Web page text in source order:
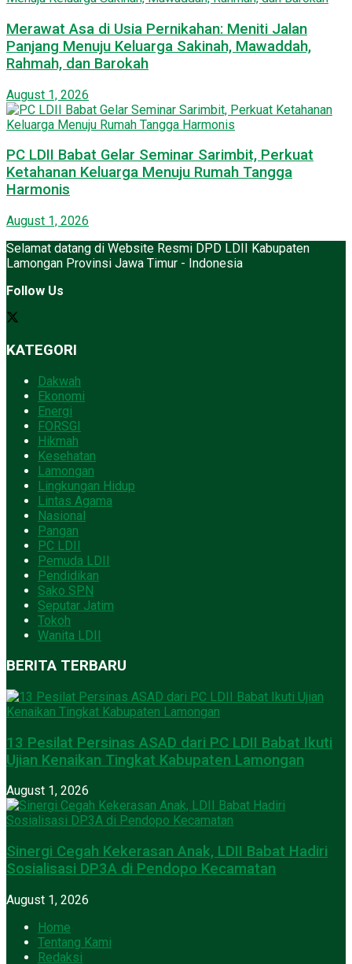
Merawat Asa di Usia Pernikahan: Meniti Jalan
Panjang Menuju Keluarga Sakinah, Mawaddah,
Rahmah, dan Barokah
August 1, 2026
PC LDII Babat Gelar Seminar Sarimbit, Perkuat
Ketahanan Keluarga Menuju Rumah Tangga
Harmonis
August 1, 2026
Selamat datang di Website Resmi DPD LDII Kabupaten
Lamongan Provinsi Jawa Timur - Indonesia
Follow Us
KATEGORI
Dakwah
Ekonomi
Energi
FORSGI
Hikmah
Kesehatan
Lamongan
Lingkungan Hidup
Lintas Agama
Nasional
Pangan
PC LDII
Pemuda LDII
Pendidikan
Sako SPN
Seputar Jatim
Tokoh
Wanita LDII
BERITA TERBARU
13 Pesilat Persinas ASAD dari PC LDII Babat Ikuti
Ujian Kenaikan Tingkat Kabupaten Lamongan
August 1, 2026
Sinergi Cegah Kekerasan Anak, LDII Babat Hadiri
Sosialisasi DP3A di Pendopo Kecamatan
August 1, 2026
Home
Tentang Kami
Redaksi